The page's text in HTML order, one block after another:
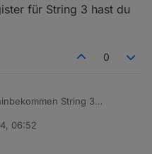
des Fox und an A und B
USB Stecker in den Pi
für String 3 hast du
0
String 3
06:52